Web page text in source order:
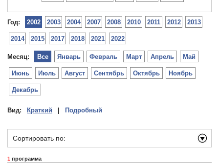
Год: 2002 2003 2004 2007 2008 2010 2011 2012 2013
2014 2015 2017 2018 2021 2022
Месяц: Январь Февраль Март Апрель Май
Июнь Июль Август Сентябрь Октябрь Ноябрь
Декабрь
Все
Вид: Краткий Подробный
Сортировать по:
1 программа